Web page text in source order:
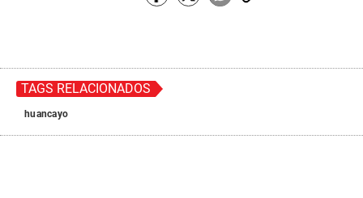
TAGS RELACIONADOS
huancayo